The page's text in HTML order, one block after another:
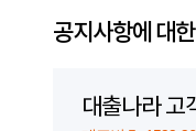
공지사항에 대
대출나라 고